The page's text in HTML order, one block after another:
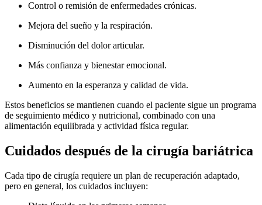
Control o remisión de enfermedades crónicas.
Mejora del sueño y la respiración.
Disminución del dolor articular.
Más confianza y bienestar emocional.
Aumento en la esperanza y calidad de vida.
Estos beneficios se mantienen cuando el paciente sigue un programa
de seguimiento médico y nutricional, combinado con una
alimentación equilibrada y actividad física regular.
Cuidados después de la cirugía bariátrica
Cada tipo de cirugía requiere un plan de recuperación adaptado,
pero en general, los cuidados incluyen: